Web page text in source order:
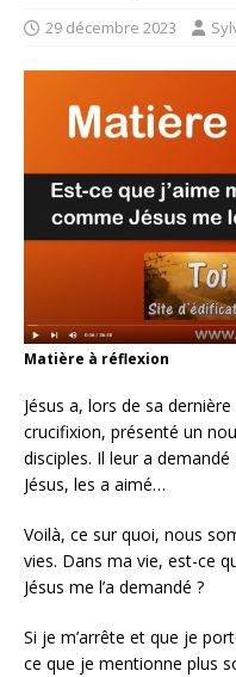
29 décembre 2023
Matière à réflexion
Jésus a, lors de sa
crucifixion, présenté un
disciples. Il leur a
Jésus, les a aimé…
Voilà, ce sur quoi, nous
vies. Dans ma vie, est-ce
Jésus me l’a demandé ?
Si je m’arrête et que je
ce que je mentionne plus